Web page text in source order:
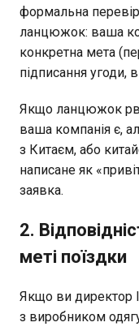
формальна
ланцюжок: ваша
конкретна мета
підписання угоди,
Якщо ланцюжок
ваша компанія є,
з Китаєм, або
написане як
заявка.
2.
меті поїздки
Якщо ви директор
з виробником